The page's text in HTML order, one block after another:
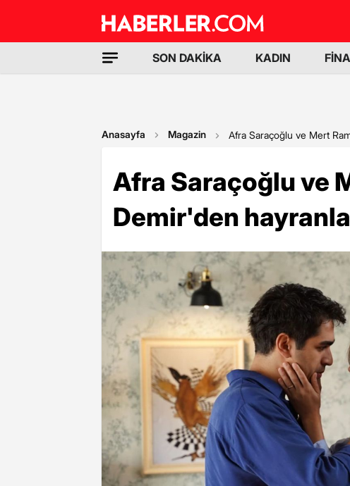
SON DAKİKA KADIN
Anasayfa Magazin Afra Saraçoğlu ve Mert
Afra Saraçoğlu ve
Demir'den